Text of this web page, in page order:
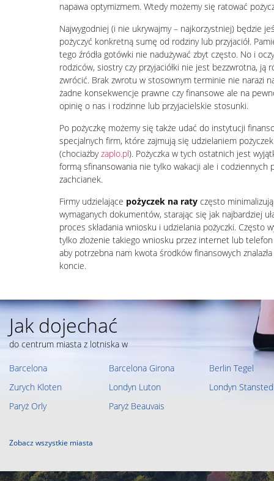
napawa optymizmem. Wtedy możemy się ratować
Najwygodniej (i nie ukrywajmy – najkorzystniej) będzie
pożyczyć konkretną sumę od rodziny lub przyjaciół.
tego źródła gotówki nie nadużywać zbyt często. No i
rodziców, siostry czy przyjaciółki nie jest bezzwrotna, ją
zwrócić. Brak zwrotu w stosownym terminie nie narazi
żadne konsekwencje prawne czy finansowe ale na
opinię o nas i rodzinne lub przyjacielskie stosunki.
Po pożyczkę możemy się także udać do instytucji
specjalnych firm, które zajmują się udzielaniem pożyczek
(chociażbyzaplo.pl). Pożyczka w tych ostatnich jest
formą sfinansowania nie tylko wakacji ale i codziennych
zachcianek.
Firmy udzielające pożyczek na ratyczęsto
wymaganych dokumentów, starając się jak najbardziej
proces składania wniosku i udzielania pożyczki. Często
tylko złożenie takiego wniosku przez internet lub
aby potrzebna nam kwota środków finansowych
koncie.
Jak dojechać
do centrum miasta z lotniska w
Barcelona Barcelona Girona
Berlin Tegel
Zurych Kloten
Londyn Luton
Londyn Stansted
Paryż Orly
Paryż Beauvais
Zobacz wszystkie miasta